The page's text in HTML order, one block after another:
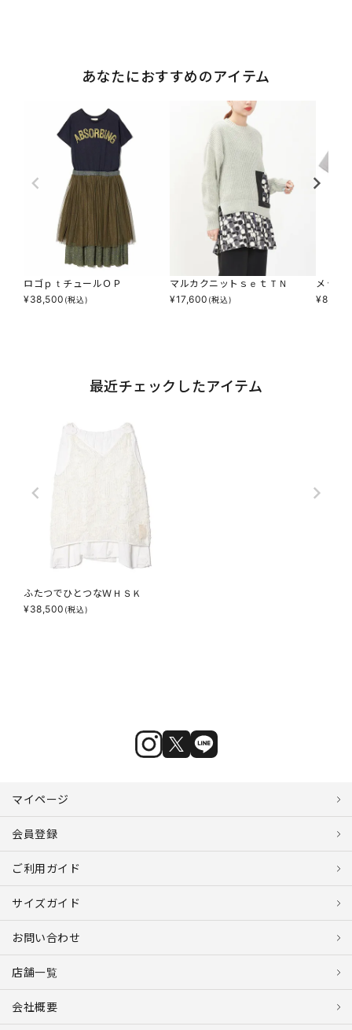
あなたにおすすめのアイテム
ロゴｐｔチュールＯＰ
¥38,500 (税込)
マルカクニットｓｅｔＴＮ
¥17,600 (税込)
メッセ
¥8,690
最近チェックしたアイテム
ふたつでひとつなＷＨＳＫ
¥38,500 (税込)
マイページ
会員登録
ご利用ガイド
サイズガイド
お問い合わせ
店舗一覧
会社概要